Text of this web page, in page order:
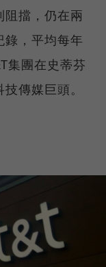
阻擋，仍在兩
，平均每年
集團在史蒂芬
傳媒巨頭。